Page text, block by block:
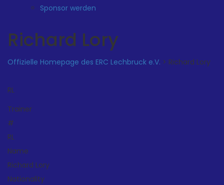
Sponsor werden
Richard Lory
Offizielle Homepage des ERC Lechbruck e.V. > Richard Lory
RL
Trainer
#
RL
Name
Richard Lory
Nationality